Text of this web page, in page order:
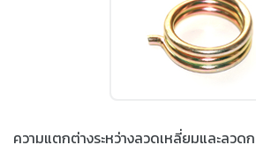
ความแตกต่างระหว่างลวดเหลี่ยมและลวด